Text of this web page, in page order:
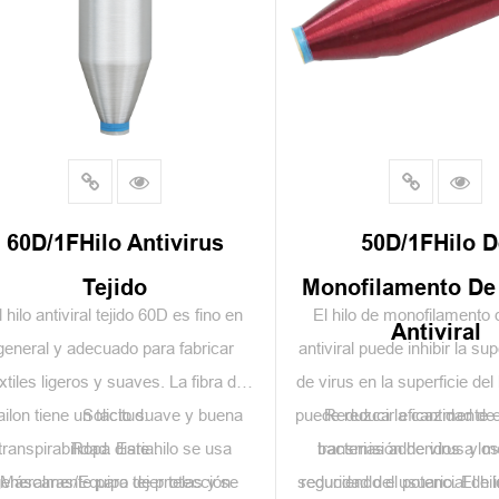
60D/1FHilo Antivirus
Tejido
hilo antiviral tejido 60D es fino en
y adecuado para fabricar
ligeros y suaves. La fibra de
tiene un tacto suave y buena
Este hilo se usa
para tejer telas y se
Solicitud:
Ropa diaria.
Máscaras/Equipo de protección
50D/1FHilo
Monofilamento
Antiviral
El hilo de monofilamento
antiviral puede inhibir la
de virus en la superficie del
puede reducir eficazmente
transmisión de virus y
seguridad del usuario. El
Reduzca la cantidad
bacterias adheridos a
reduciendo el potencial de